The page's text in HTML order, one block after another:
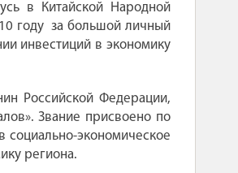
в Китайской Народной
году за большой личный
инвестиций в экономику
Российской Федерации,
Звание присвоено по
экономическое
региона.